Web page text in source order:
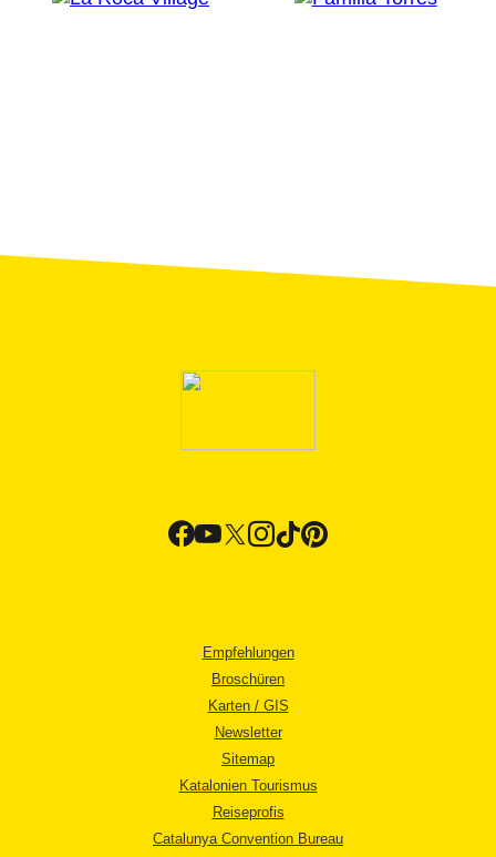
Empfehlungen
Broschüren
Karten / GIS
Newsletter
Sitemap
Katalonien Tourismus
Reiseprofis
Catalunya Convention Bureau